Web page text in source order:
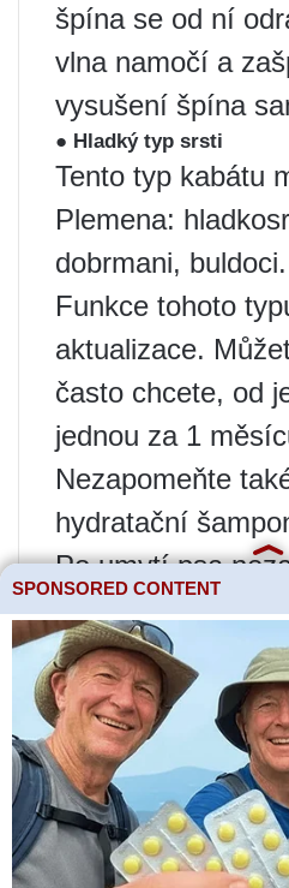
špína se od ní
vlna namočí a
vysušení špína
● Hladký typ srsti
Tento typ kabátu
Plemena:
dobrmani, buldoci.
Funkce tohoto
aktualizace.
často chcete, od
jednou za 1
Nezapomeňte
hydratační
Po umytí psa
osušit fénem.
● Typ kudrnaté srsti
Tento typ srsti
tvarovaný chránič
SPONSORED CONTENT